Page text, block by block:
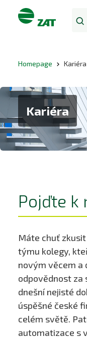
Homepage Kariéra
Kariéra
Pojďte k
Máte chuť
týmu kolegy,
novým věcem a
odpovědnost za
dnešní nejisté
úspěšné české
celém světě.
automatizace s